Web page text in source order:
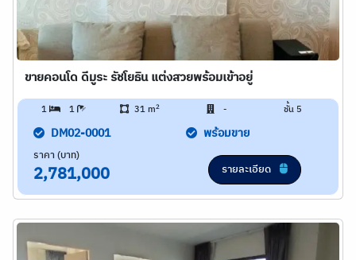
ขายคอนโด ดีมูระ รัชโยธิน แต่งสวยพร้อมเข้าอยู่
1 1 31 m2 - ชั้น 5
DM02-0001 พร้อมขาย
ราคา (บาท)
2,781,000 รายละเอียด